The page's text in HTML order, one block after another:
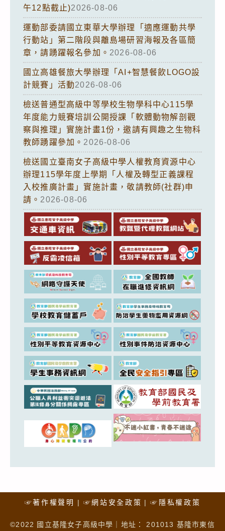
午12點截止)2026-08-06
運動部委請國立東華大學辦理「適應運動共學
行動站」第二階段與離島場研習海報及各區簡
章，請踴躍報名參加。 2026-08-06
國立高雄餐旅大學辦理「AI+智慧餐飲LOGO設
計競賽」活動2026-08-06
檢送普通型高級中等學校生物學科中心115學
年度能力競賽培訓公開授課「軟體動物解剖觀
察與推理」實施計畫1份，邀請有興趣之生物科
教師踴躍參加。 2026-08-06
檢送國立臺南女子高級中學人權教育資源中心
辦理115學年度上學期「人權及轉型正義課程
入校推廣計畫」實施計畫，敬請教師(社群)申
請。 2026-08-06
☞著作權聲明 ☞網站安全政策 ☞隱私權政策
©2022 國立基隆女子高級中學｜地址： 201013 基隆市東信